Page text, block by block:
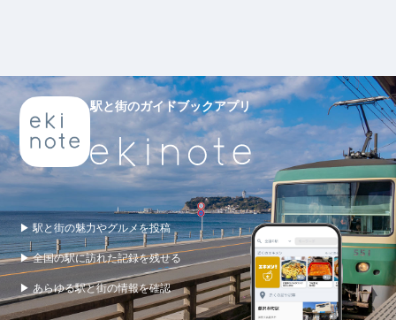
駅と街のガイドブックアプリ
▶ 駅と街の魅力やグルメを投稿
▶ 全国の駅に訪れた記録を残せる
▶ あらゆる駅と街の情報を確認